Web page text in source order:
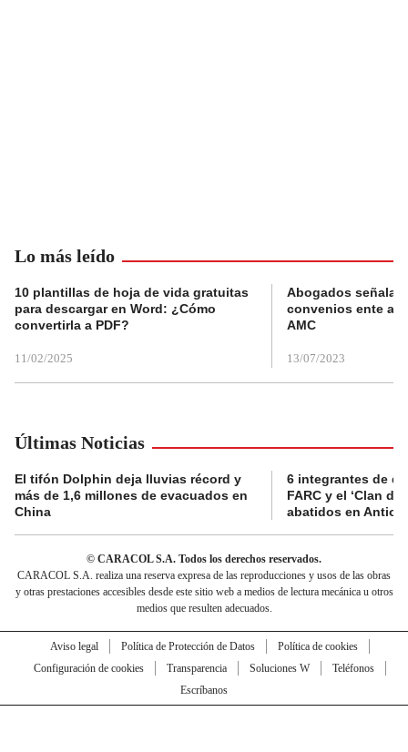
Lo más leído
10 plantillas de hoja de vida gratuitas
para descargar en Word: ¿Cómo
convertirla a PDF?
11/02/2025
Abogados
convenios ente
AMC
13/07/2023
Últimas Noticias
El tifón Dolphin deja lluvias récord y
más de 1,6 millones de evacuados en
China
6 integrantes de
FARC y el ‘Clan
abatidos en
© CARACOL S.A. Todos los derechos reservados.
CARACOL S.A. realiza una reserva expresa de las reproducciones y usos de las obras
y otras prestaciones accesibles desde este sitio web a medios de lectura mecánica u otros
medios que resulten adecuados.
Aviso legal Política de Protección de Datos
Política de cookies
Configuración de cookies
Transparencia Soluciones W
Teléfonos
Escríbanos